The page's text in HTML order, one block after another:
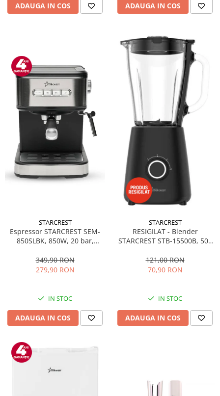
ADAUGA IN COS ADAUGA IN COS
STARCREST
Espressor STARCREST SEM-
850SLBK, 850W, 20 bar,
dispozitiv spumare, filtru
dublu din inox, Negru/Inox
349,90 RON
279,90 RON
IN STOC
ADAUGA IN COS
STARCREST
RESIGILAT - Blender
STARCREST STB-15500B, 500
Pulse, Negru
121,00 RON
70,90 RON
IN STOC
ADAUGA IN COS